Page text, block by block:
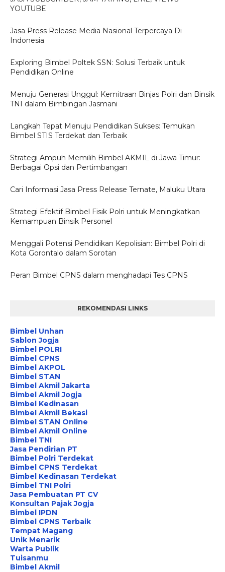
YOUTUBE
Jasa Press Release Media Nasional Terpercaya Di
Indonesia
Exploring Bimbel Poltek SSN: Solusi Terbaik untuk
Pendidikan Online
Menuju Generasi Unggul: Kemitraan Binjas Polri dan Binsik
TNI dalam Bimbingan Jasmani
Langkah Tepat Menuju Pendidikan Sukses: Temukan
Bimbel STIS Terdekat dan Terbaik
Strategi Ampuh Memilih Bimbel AKMIL di Jawa Timur:
Berbagai Opsi dan Pertimbangan
Cari Informasi Jasa Press Release Ternate, Maluku Utara
Strategi Efektif Bimbel Fisik Polri untuk Meningkatkan
Kemampuan Binsik Personel
Menggali Potensi Pendidikan Kepolisian: Bimbel Polri di
Kota Gorontalo dalam Sorotan
Peran Bimbel CPNS dalam menghadapi Tes CPNS
REKOMENDASI LINKS
Bimbel Unhan
Sablon Jogja
Bimbel POLRI
Bimbel CPNS
Bimbel AKPOL
Bimbel STAN
Bimbel Akmil Jakarta
Bimbel Akmil Jogja
Bimbel Kedinasan
Bimbel Akmil Bekasi
Bimbel STAN Online
Bimbel Akmil Online
Bimbel TNI
Jasa Pendirian PT
Bimbel Polri Terdekat
Bimbel CPNS Terdekat
Bimbel Kedinasan Terdekat
Bimbel TNI Polri
Jasa Pembuatan PT CV
Konsultan Pajak Jogja
Bimbel IPDN
Bimbel CPNS Terbaik
Tempat Magang
Unik Menarik
Warta Publik
Tuisanmu
Bimbel Akmil